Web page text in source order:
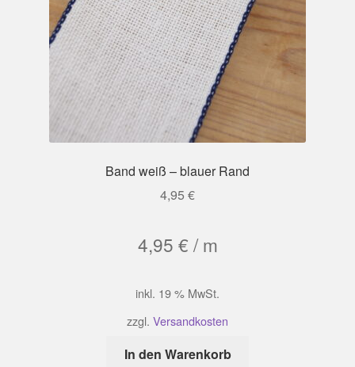
Band weiß – blauer Rand
4,95 €
4,95 € /m
inkl. 19 % MwSt.
zzgl. Versandkosten
In den Warenkorb